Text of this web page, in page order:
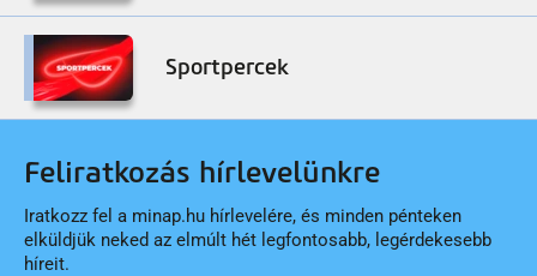
Sportpercek
Feliratkozás hírlevelünkre
Iratkozz fel a minap.hu hírlevelére, és minden pénteken
elküldjük neked az elmúlt hét legfontosabb, legérdekesebb
híreit.